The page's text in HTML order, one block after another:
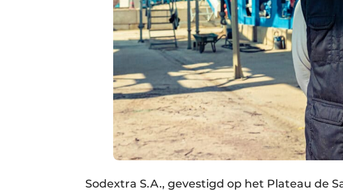
Sodextra S.A., gevestigd op het Plateau de